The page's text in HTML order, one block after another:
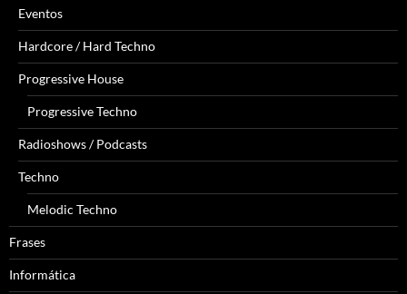
Eventos
Hardcore / Hard Techno
Progressive House
Progressive Techno
Radioshows / Podcasts
Techno
Melodic Techno
Frases
Informática